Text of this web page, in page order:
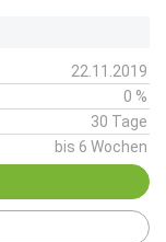
22.11.2019
0 %
30 Tage
bis 6 Wochen